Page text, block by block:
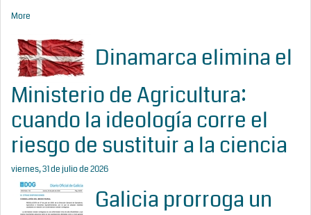
More
Dinamarca elimina el
Ministerio de Agricultura:
cuando la ideología corre el
riesgo de sustituir a la ciencia
viernes, 31 de julio de 2026
Galicia prorroga un